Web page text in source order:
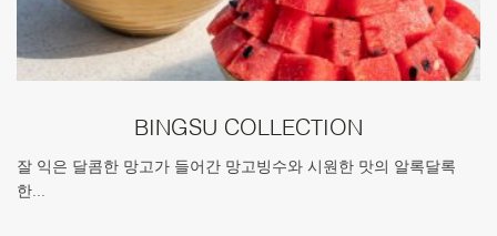
BINGSU COLLECTION
잘 익은 달콤한 망고가 들어간 망고빙수와 시원한 맛의 알록달록
한...